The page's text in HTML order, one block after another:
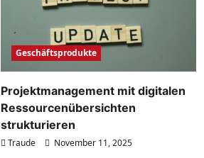
Geschäftsprodukte
Projektmanagement mit digitalen
Ressourcenübersichten
strukturieren
Traude November 11, 2025